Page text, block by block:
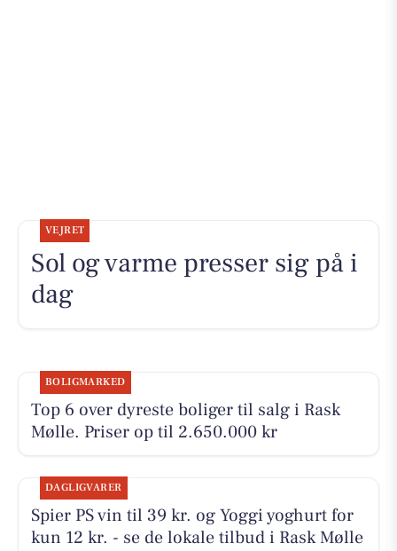
VEJRET
Sol og varme presser sig på i
dag
BOLIGMARKED
Top 6 over dyreste boliger til salg i Rask
Mølle. Priser op til 2.650.000 kr
DAGLIGVARER
Spier PS vin til 39 kr. og Yoggi yoghurt for
kun 12 kr. - se de lokale tilbud i Rask Mølle